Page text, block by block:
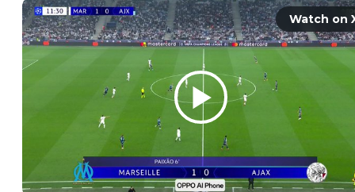
Watch on